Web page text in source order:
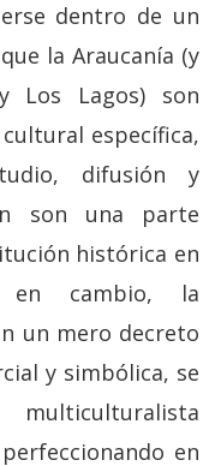
dentro de un
la Araucanía (y
Los Lagos) son
específica,
difusión y
son una parte
histórica en
en cambio, la
un mero decreto
y simbólica, se
en